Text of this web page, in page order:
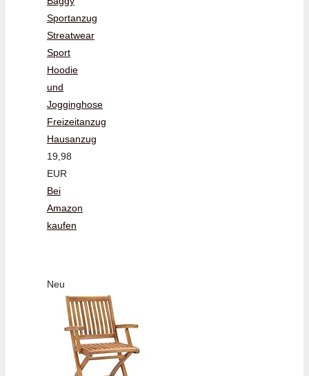
Sportanzug
Streatwear
Sport
Hoodie
und
Jogginghose
Freizeitanzug
Hausanzug
19,98
EUR
Bei
Amazon
kaufen
Neu